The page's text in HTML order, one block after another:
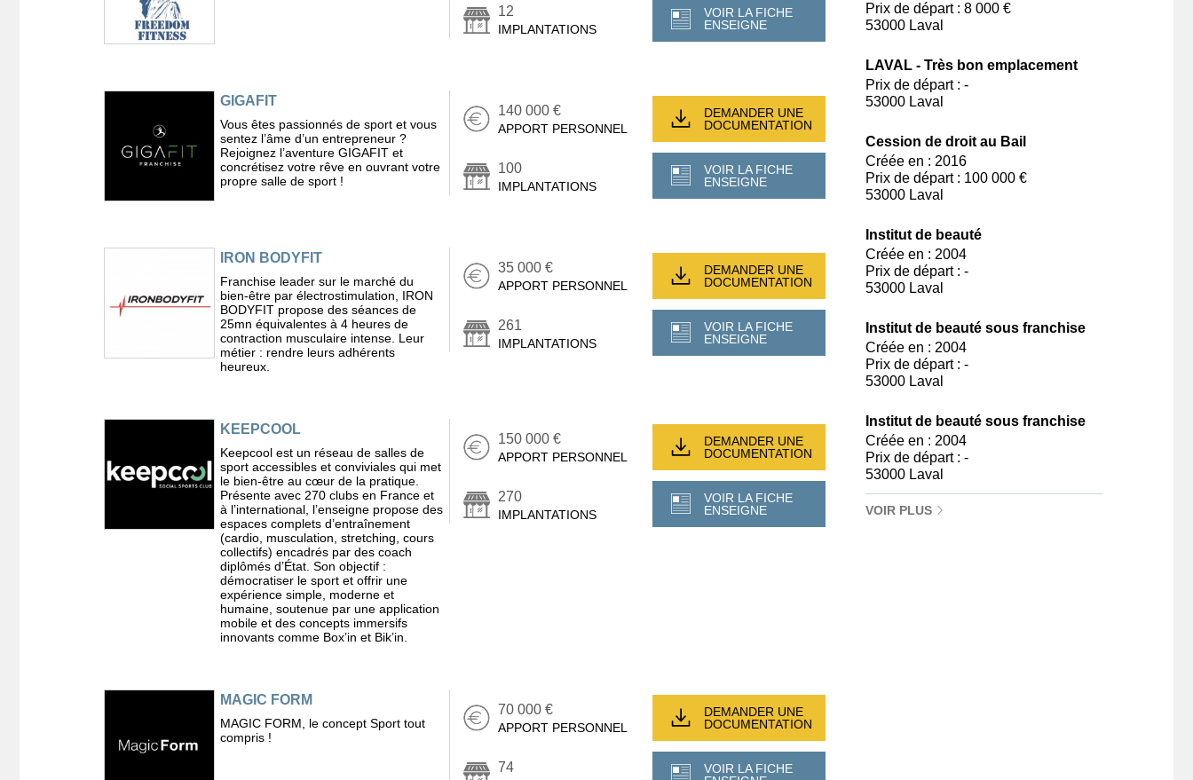
12
IMPLANTATIONS
VOIR LA FICHE
ENSEIGNE
GIGAFIT
Vous êtes passionnés de sport et vous
sentez l’âme d’un entrepreneur ?
Rejoignez l’aventure GIGAFIT et
concrétisez votre rêve en ouvrant votre
propre salle de sport !
140 000 €
APPORT PERSONNEL
100
IMPLANTATIONS
DEMANDER UNE
DOCUMENTATION
VOIR LA FICHE
ENSEIGNE
IRON BODYFIT
Franchise leader sur le marché du
bien-être par électrostimulation, IRON
BODYFIT propose des séances de
25mn équivalentes à 4 heures de
contraction musculaire intense. Leur
métier : rendre leurs adhérents
heureux.
35 000 €
APPORT PERSONNEL
261
IMPLANTATIONS
DEMANDER UNE
DOCUMENTATION
VOIR LA FICHE
ENSEIGNE
KEEPCOOL
Keepcool est un réseau de salles de
sport accessibles et conviviales qui met
le bien-être au cœur de la pratique.
Présente avec 270 clubs en France et
à l’international, l’enseigne propose des
espaces complets d’entraînement
(cardio, musculation, stretching, cours
collectifs) encadrés par des coach
diplômés d’État. Son objectif :
démocratiser le sport et offrir une
expérience simple, moderne et
humaine, soutenue par une application
mobile et des concepts immersifs
innovants comme Box’in et Bik’in.
150 000 €
APPORT PERSONNEL
270
IMPLANTATIONS
DEMANDER UNE
DOCUMENTATION
VOIR LA FICHE
ENSEIGNE
MAGIC FORM
MAGIC FORM, le concept Sport tout
compris !
70 000 €
APPORT PERSONNEL
74
DEMANDER UNE
DOCUMENTATION
VOIR LA FICHE
Prix de départ : 8 000 €
53000 Laval
LAVAL - Très bon emplacement
Prix de départ : -
53000 Laval
Cession de droit au Bail
Créée en : 2016
Prix de départ : 100 000 €
53000 Laval
Institut de beauté
Créée en : 2004
Prix de départ : -
53000 Laval
Institut de beauté sous franchise
Créée en : 2004
Prix de départ : -
53000 Laval
Institut de beauté sous franchise
Créée en : 2004
Prix de départ : -
53000 Laval
VOIR PLUS